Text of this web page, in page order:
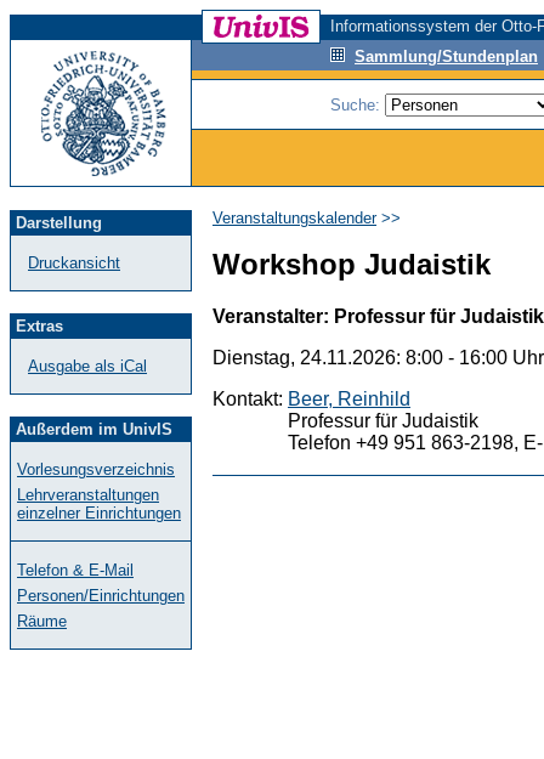
Informationssystem der
Sammlung/Stundenplan
Suche:
Darstellung
Druckansicht
Extras
Ausgabe als iCal
Außerdem im UnivIS
Vorlesungsverzeichnis
Lehrveranstaltungen
einzelner Einrichtungen
Telefon & E-Mail
Personen/Einrichtungen
Räume
Veranstaltungskalender>>
Workshop Judaistik
Veranstalter: Professur für Judaistik
Dienstag, 24.11.2026: 8:00 - 16:00
Kontakt: Beer, Reinhild
Professur für Judaistik
Telefon +49 951 863-2198,